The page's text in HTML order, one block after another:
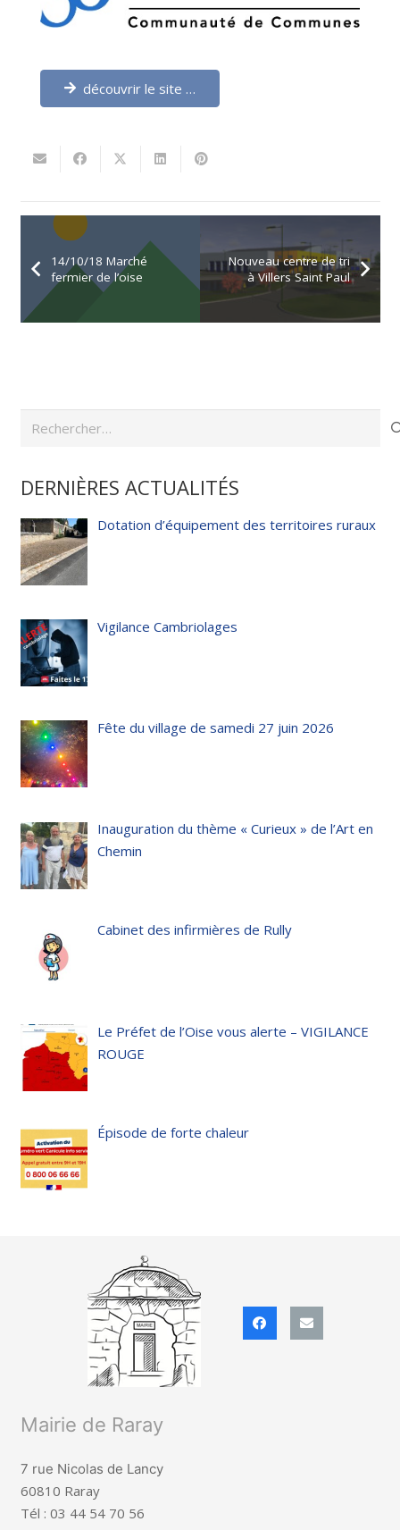
découvrir le site …
14/10/18 Marché
fermier de l’oise
Nouveau centre de tri
à Villers Saint Paul
Rechercher :
DERNIÈRES ACTUALITÉS
Dotation d’équipement des territoires ruraux
Vigilance Cambriolages
Fête du village de samedi 27 juin 2026
Inauguration du thème « Curieux » de l’Art en
Chemin
Cabinet des infirmières de Rully
Le Préfet de l’Oise vous alerte – VIGILANCE
ROUGE
Épisode de forte chaleur
Mairie de Raray
7 rue Nicolas de Lancy
60810 Raray
Tél : 03 44 54 70 56